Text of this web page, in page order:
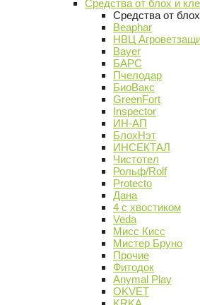
Средства от блох и
Средства от
Beaphar
НВЦ
Bayer
БАРС
Пчелодар
БиоВакс
GreenFort
Inspector
ИН-АП
БлохНэт
ИНСЕКТАЛ
Чистотел
Рольф/Rolf
Protecto
Дана
4 с хвостиком
Veda
Мисс Кисс
Мистер Бруно
Прочие
Фитодок
Anymal Play
OKVET